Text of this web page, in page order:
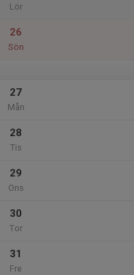
Lör
26
Sön
27
Mån
28
Tis
29
Ons
30
Tor
31
Fre